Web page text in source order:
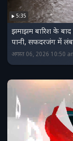
5:35
झमाझम बारिश के
पानी, सफदरजंग में
अगस्त 06, 2026 10:50